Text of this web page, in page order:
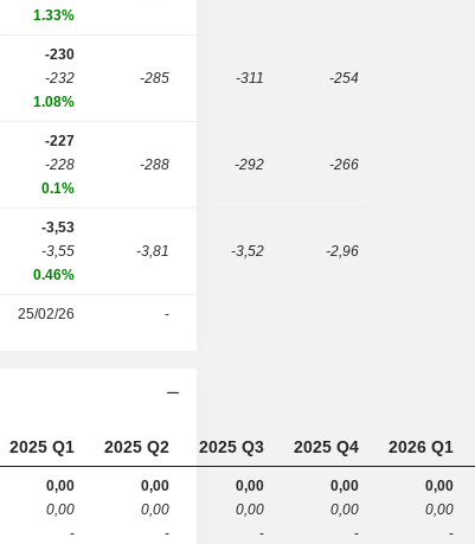
1.33%
-230
-232
1.08%
-285 -311 -254
-227
-228
0.1%
-288 -292 -266
-3,53
-3,55
0.46%
-3,81 -3,52 -2,96
25/02/26 -
2025 Q1 2025 Q2 2025 Q3 2025 Q4 2026 Q1
0,00
0,00
-
0,00
0,00
-
0,00
0,00
-
0,00
0,00
-
0,00
0,00
-